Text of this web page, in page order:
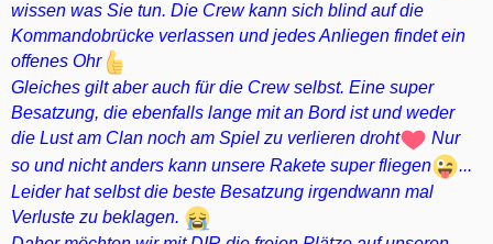
wir derzeit neue Crewmitglieder und freuen uns
über/auf freundliche Anfragen.
Bei Fragen und Interesse könnt ihr euch auch
sehr gerne hier im Forum bei mir oder
Tom510 per PN melden.
German Galaxy
German Galaxy 2
German Galaxy 3
wissen was Sie tun. Die Crew kann sich blind auf die
Kommandobrücke verlassen und jedes Anliegen findet ein
offenes Ohr
Gleiches gilt aber auch für die Crew selbst. Eine super
Besatzung, die ebenfalls lange mit an Bord ist und weder
die Lust am Clan noch am Spiel zu verlieren droht
Nur
so und nicht anders kann unsere Rakete super fliegen
...
Leider hat selbst die beste Besatzung irgendwann mal
Verluste zu beklagen.